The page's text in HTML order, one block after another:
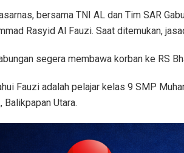
bersama TNI AL dan Tim SAR
Rasyid Al Fauzi. Saat ditemukan,
segera membawa korban ke RS
Fauzi adalah pelajar kelas 9 SMP
Balikpapan Utara.